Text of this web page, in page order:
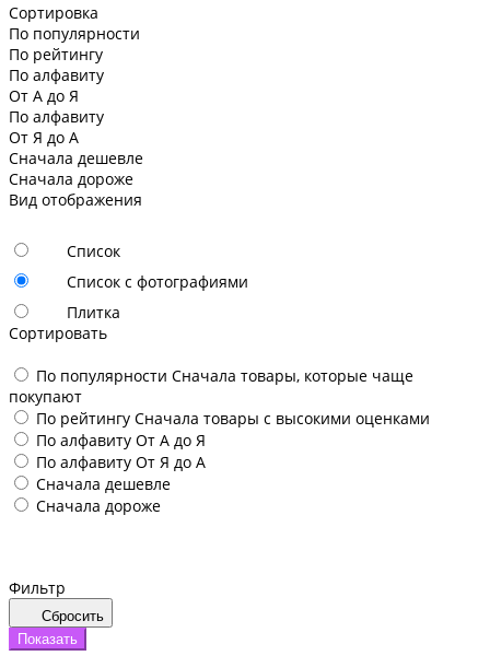
Сортировка
По популярности
По рейтингу
По алфавиту
От А до Я
По алфавиту
От Я до А
Сначала дешевле
Сначала дороже
Вид отображения
Список
Список с фотографиями
Плитка
Сортировать
По популярности Сначала товары, которые чаще
покупают
По рейтингу Сначала товары с высокими оценками
По алфавиту От А до Я
По алфавиту От Я до А
Сначала дешевле
Сначала дороже
Фильтр
Сбросить
Показать